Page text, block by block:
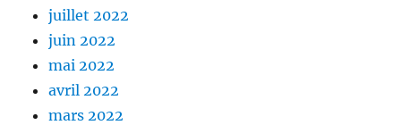
juillet 2022
juin 2022
mai 2022
avril 2022
mars 2022